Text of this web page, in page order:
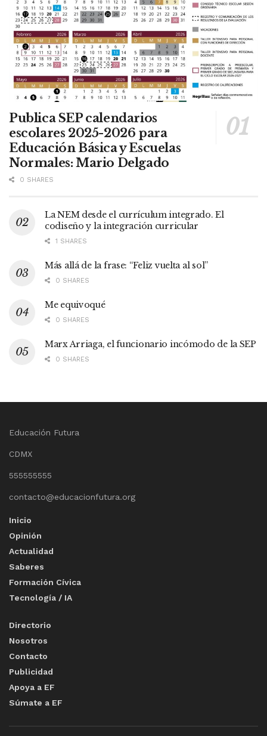
Publica SEP calendarios
escolares 2025-2026 para
Educación Básica y Escuelas
Normales: Mario Delgado
0 SHARES
La NEM desde el currículum integrado. El
codiseño y la integración curricular
1 SHARES
Más allá de la frase: “Feliz vuelta al sol”
0 SHARES
Me equivoqué
0 SHARES
Marx Arriaga, el funcionario incómodo de la SEP
0 SHARES
Educación Futura
CDMX
555555555
contacto@educacionfutura.org
Inicio
Opinión
Actualidad
Saberes
Formación Cívica
Tecnología / IA
Directorio
Nosotros
Contacto
Publicidad
Apoya a EF
Súmate a EF